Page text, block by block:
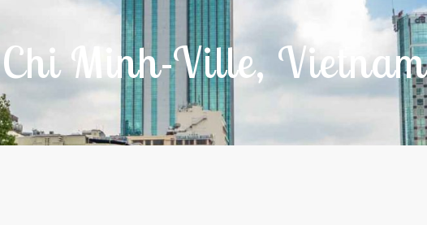
Minh-Ville, Vietnam